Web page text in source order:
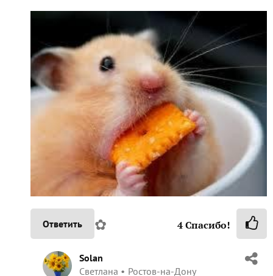
Ответить ✿ 4Спасибо!
Solan
Светлана
Ростов-на-Дону